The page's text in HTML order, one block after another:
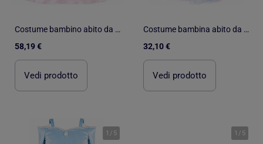
Costume bambino abito da principessa rosa e oro | Great Pretenders
58,19 €
Vedi prodotto
Costume bambina abito da fata con ali apolline | Labay
32,10 €
Vedi prodotto
1 / 5 1 / 5